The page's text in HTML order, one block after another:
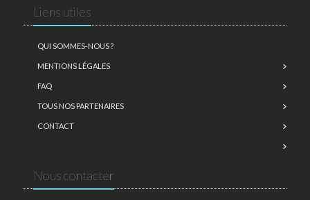
Liens utiles
QUI SOMMES-NOUS ?
MENTIONS LÉGALES
FAQ
TOUS NOS PARTENAIRES
CONTACT
Nous contacter